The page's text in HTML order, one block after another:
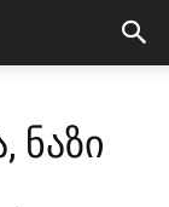
ნაზი